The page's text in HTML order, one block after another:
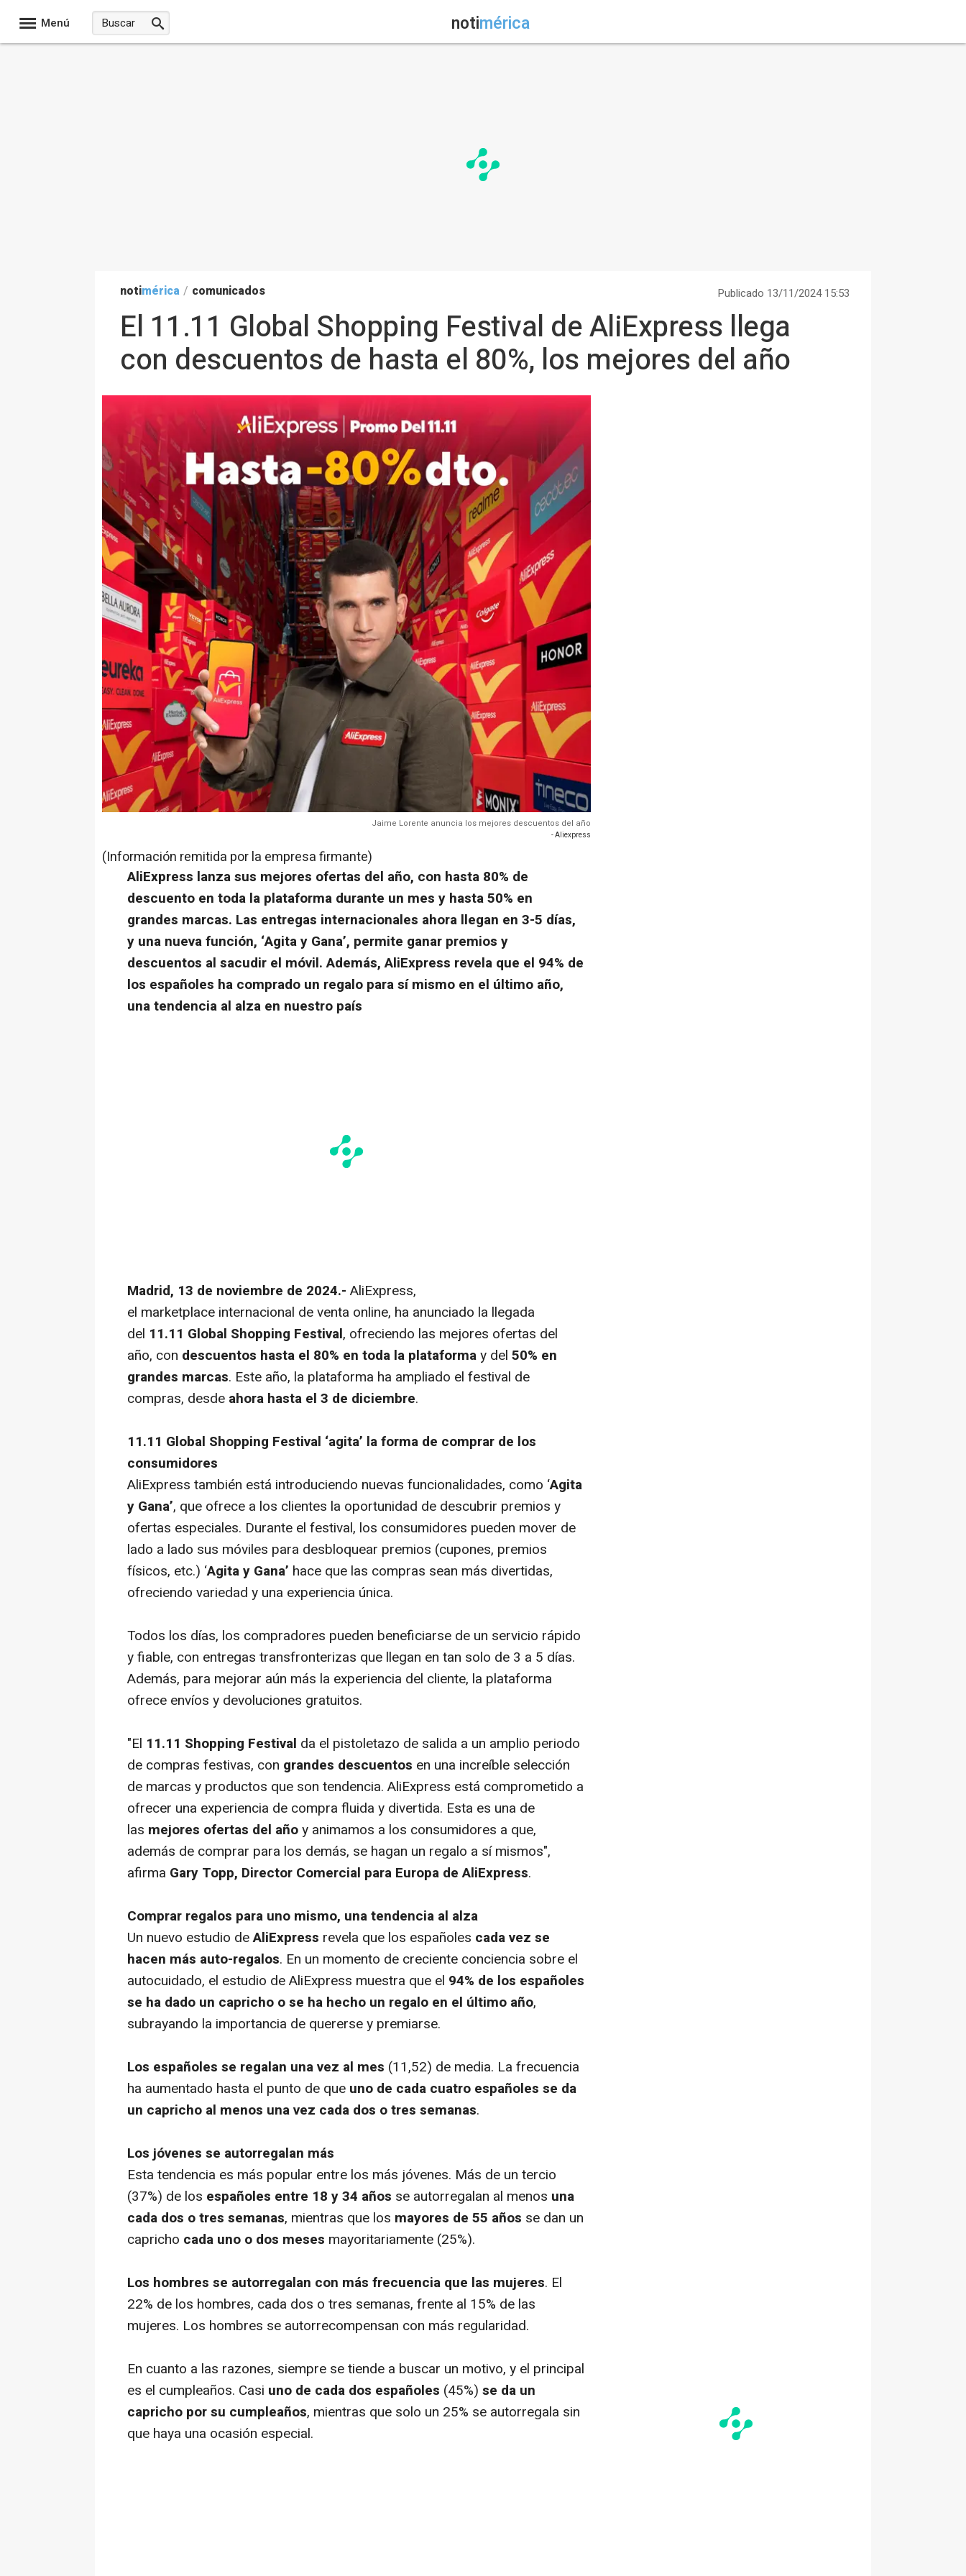
Menú notimérica
notimérica / comunicados Publicado 13/11/2024 15:53
El 11.11 Global Shopping Festival de AliExpress llega
con descuentos de hasta el 80%, los mejores del año
Jaime Lorente anuncia los mejores descuentos del año
- Aliexpress
(Información remitida por la empresa firmante)
AliExpress lanza sus mejores ofertas del año, con hasta 80% de
descuento en toda la plataforma durante un mes y hasta 50% en
grandes marcas. Las entregas internacionales ahora llegan en 3-5 días,
y una nueva función, ‘Agita y Gana’, permite ganar premios y
descuentos al sacudir el móvil. Además, AliExpress revela que el 94% de
los españoles ha comprado un regalo para sí mismo en el último año,
una tendencia al alza en nuestro país
Madrid, 13 de noviembre de 2024.- AliExpress,
el marketplace internacional de venta online, ha anunciado la llegada
del 11.11 Global Shopping Festival, ofreciendo las mejores ofertas del
año, con descuentos hasta el 80% en toda la plataformay del 50% en
grandes marcas. Este año, la plataforma ha ampliado el festival de
compras, desde ahora hasta el 3 de diciembre.
11.11 Global Shopping Festival ‘agita’ la forma de comprar de los
consumidores
AliExpress también está introduciendo nuevas funcionalidades, como ‘Agita
y Gana’, que ofrece a los clientes la oportunidad de descubrir premios y
ofertas especiales. Durante el festival, los consumidores pueden mover de
lado a lado sus móviles para desbloquear premios (cupones, premios
físicos, etc.) ‘Agita y Gana’ hace que las compras sean más divertidas,
ofreciendo variedad y una experiencia única.
Todos los días, los compradores pueden beneficiarse de un servicio rápido
y fiable, con entregas transfronterizas que llegan en tan solo de 3 a 5 días.
Además, para mejorar aún más la experiencia del cliente, la plataforma
ofrece envíos y devoluciones gratuitos.
"El 11.11 Shopping Festival da el pistoletazo de salida a un amplio periodo
de compras festivas, con grandes descuentos en una increíble selección
de marcas y productos que son tendencia. AliExpress está comprometido a
ofrecer una experiencia de compra fluida y divertida. Esta es una de
las mejores ofertas del añoy animamos a los consumidores a que,
además de comprar para los demás, se hagan un regalo a sí mismos",
afirma Gary Topp, Director Comercial para Europa de AliExpress.
Comprar regalos para uno mismo, una tendencia al alza
Un nuevo estudio deAliExpress revela que los españoles cada vez se
hacen más auto-regalos. En un momento de creciente conciencia sobre el
autocuidado, el estudio de AliExpress muestra que el 94% de los españoles
se ha dado un capricho o se ha hecho un regalo en el último año,
subrayando la importancia de quererse y premiarse.
Los españoles se regalan una vez al mes (11,52) de media. La frecuencia
ha aumentado hasta el punto de que uno de cada cuatro españoles se da
un capricho al menos una vez cada dos o tres semanas.
Los jóvenes se autorregalan más
Esta tendencia es más popular entre los más jóvenes. Más de un tercio
(37%) de los españoles entre 18 y 34 años se autorregalan al menos una
cada dos o tres semanas, mientras que los mayores de 55 años se dan un
capricho cada uno o dos meses mayoritariamente (25%).
Los hombres se autorregalan con más frecuencia que las mujeres. El
22% de los hombres, cada dos o tres semanas, frente al 15% de las
mujeres. Los hombres se autorrecompensan con más regularidad.
En cuanto a las razones, siempre se tiende a buscar un motivo, y el principal
es el cumpleaños. Casi uno de cada dos españoles (45%) se da un
capricho por su cumpleaños, mientras que solo un 25% se autorregala sin
que haya una ocasión especial.